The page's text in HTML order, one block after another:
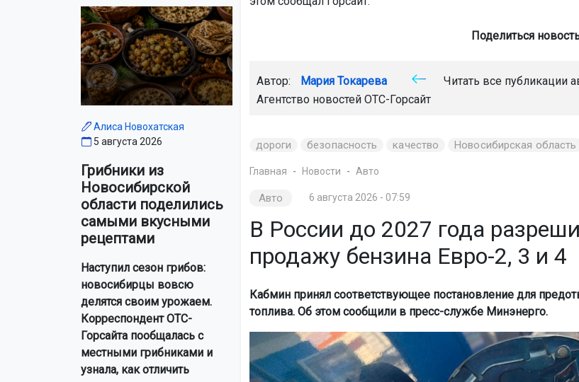
Алиса Новохатская
5 августа 2026
Грибники из
Новосибирской
области поделились
самыми вкусными
рецептами
Наступил сезон грибов:
новосибирцы вовсю
делятся своим урожаем.
Корреспондент ОТС-
Горсайта пообщалась с
местными грибниками и
узнала, как отличить
Поделиться
Автор: Мария Токарева
Читать все публикации
Агентство новостей ОТС-Горсайт
дороги безопасность качество Новосибирская область
Главная Новости Авто
Авто 6 августа 2026 - 07:59
В России до 2027 года
продажу бензина Евро-2, 3 и 4
Кабмин принял соответствующее постановление для
топлива. Об этом сообщили в пресс-службе Минэнерго.